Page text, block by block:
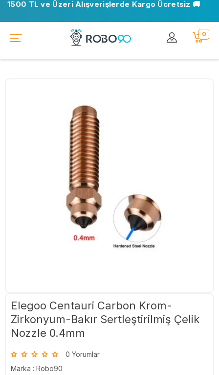
1500 TL ve Üzeri Alışverişlerde Kargo Ücretsiz 🚚
0
Elegoo Centauri Carbon Krom-
Zirkonyum-Bakır Sertleştirilmiş Çelik
Nozzle 0.4mm
0 Yorumlar
Marka : Robo90